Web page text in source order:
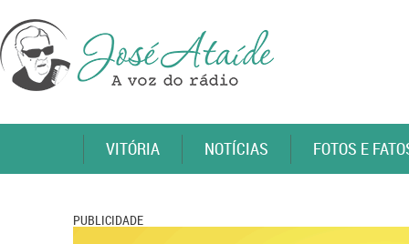
VITÓRIA NOTÍCIAS FOTOS E
PUBLICIDADE